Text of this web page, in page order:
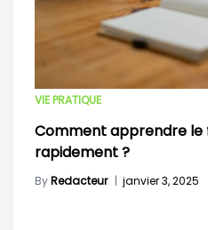
VIE PRATIQUE
Comment apprendre le
rapidement ?
ByRedacteur | janvier 3, 2025